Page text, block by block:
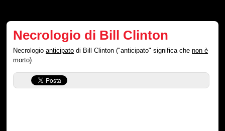
Necrologio di Bill Clinton
Necrologioanticipato di Bill Clinton ("anticipato" significa chenon è
morto).